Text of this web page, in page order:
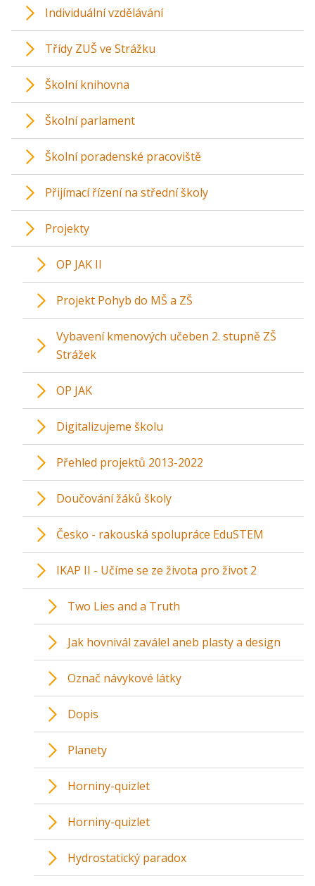
Individuální vzdělávání
Třídy ZUŠ ve Strážku
Školní knihovna
Školní parlament
Školní poradenské pracoviště
Přijímací řízení na střední školy
Projekty
OP JAK II
Projekt Pohyb do MŠ a ZŠ
Vybavení kmenových učeben 2. stupně ZŠ
Strážek
OP JAK
Digitalizujeme školu
Přehled projektů 2013-2022
Doučování žáků školy
Česko - rakouská spolupráce EduSTEM
IKAP II - Učíme se ze života pro život 2
Two Lies and a Truth
Jak hovnivál zaválel aneb plasty a design
Označ návykové látky
Dopis
Planety
Horniny-quizlet
Horniny-quizlet
Hydrostatický paradox